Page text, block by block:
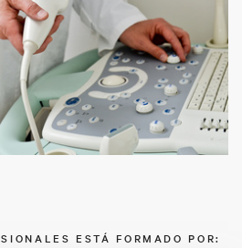
ESTÁ FORMADO POR: